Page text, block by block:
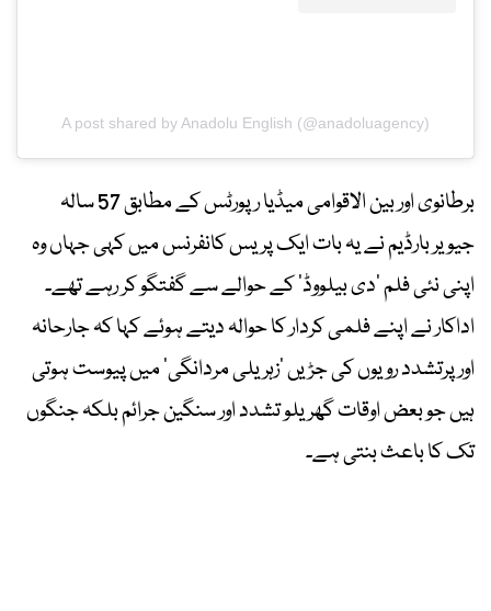
A post shared by Anadolu English (@anadoluagency)
برطانوی اور بین الاقوامی میڈیا رپورٹس کے مطابق 57 سالہ
جیویر بارڈیم نے یہ بات ایک پریس کانفرنس میں کہی جہاں وہ
اپنی نئی فلم ’دی بیلووڈ‘ کے حوالے سے گفتگو کر رہے تھے۔
اداکار نے اپنے فلمی کردار کا حوالہ دیتے ہوئے کہا کہ جارحانہ
اور پرتشدد رویوں کی جڑیں ’زہریلی مردانگی‘ میں پیوست ہوتی
ہیں جو بعض اوقات گھریلو تشدد اور سنگین جرائم بلکہ جنگوں
تک کا باعث بنتی ہے۔